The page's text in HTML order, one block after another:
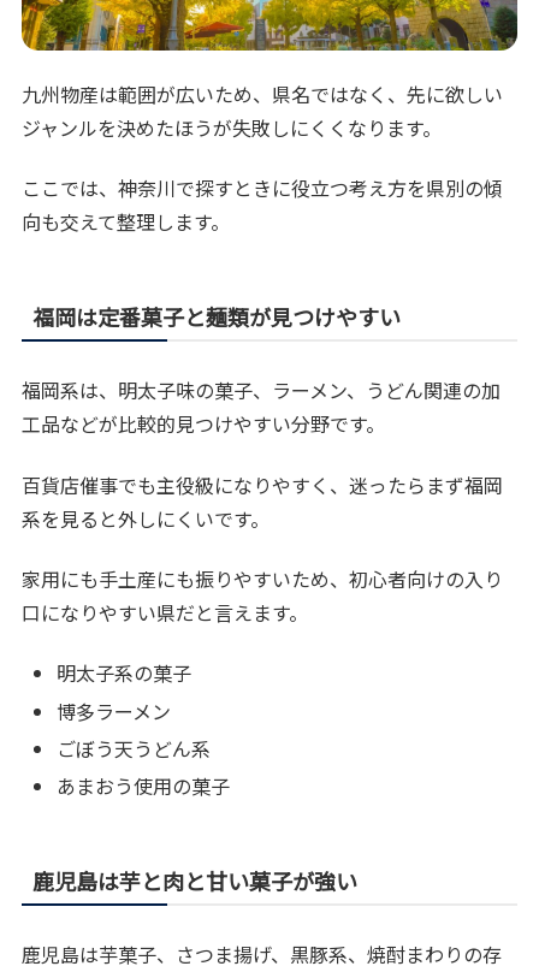
九州物産は範囲が広いため、県名ではなく、先に欲しい
ジャンルを決めたほうが失敗しにくくなります。
ここでは、神奈川で探すときに役立つ考え方を県別の傾
向も交えて整理します。
福岡は定番菓子と麺類が見つけやすい
福岡系は、明太子味の菓子、ラーメン、うどん関連の加
工品などが比較的見つけやすい分野です。
百貨店催事でも主役級になりやすく、迷ったらまず福岡
系を見ると外しにくいです。
家用にも手土産にも振りやすいため、初心者向けの入り
口になりやすい県だと言えます。
明太子系の菓子
博多ラーメン
ごぼう天うどん系
あまおう使用の菓子
鹿児島は芋と肉と甘い菓子が強い
鹿児島は芋菓子、さつま揚げ、黒豚系、焼酎まわりの存